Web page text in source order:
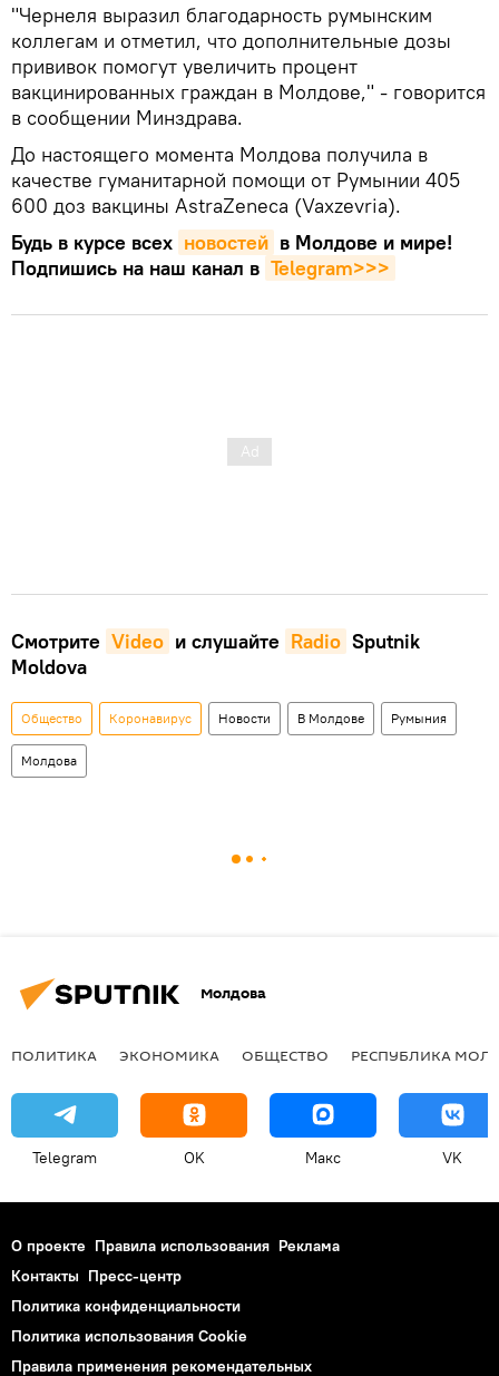
"Чернеля выразил благодарность румынским
коллегам и отметил, что дополнительные дозы
прививок помогут увеличить процент
вакцинированных граждан в Молдове," - говорится
в сообщении Минздрава.
До настоящего момента Молдова получила в
качестве гуманитарной помощи от Румынии 405
600 доз вакцины AstraZeneca (Vaxzevria).
Будь в курсе всех новостей в Молдове и мире!
Подпишись на наш канал в Telegram>>>
Смотрите Video и слушайте Radio Sputnik
Moldova
Общество Коронавирус Новости В Молдове Румыния
Молдова
Молдова
ПОЛИТИКА ЭКОНОМИКА ОБЩЕСТВО РЕСПУБЛИКА
Telegram OK Макс VK
О проекте Правила использования Реклама
Контакты Пресс-центр
Политика конфиденциальности
Политика использования Cookie
Правила применения рекомендательных